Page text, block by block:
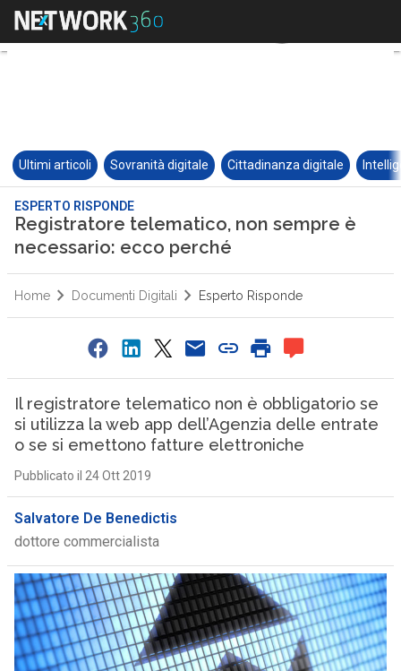
Ultimi articoli Sovranità digitale Cittadinanza digitale
ESPERTO RISPONDE
Registratore telematico, non sempre è
necessario: ecco perché
Home Documenti Digitali Esperto Risponde
Il registratore telematico non è obbligatorio se
si utilizza la web app dell’Agenzia delle entrate
o se si emettono fatture elettroniche
Pubblicato il 24 Ott 2019
Salvatore De Benedictis
dottore commercialista